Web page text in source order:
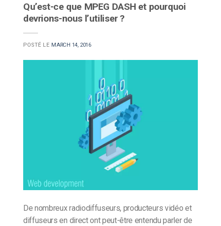
Qu’est-ce que MPEG DASH et pourquoi
devrions-nous l’utiliser ?
POSTÉ LE MARCH 14, 2016
De nombreux radiodiffuseurs, producteurs vidéo et
diffuseurs en direct ont peut-être entendu parler de